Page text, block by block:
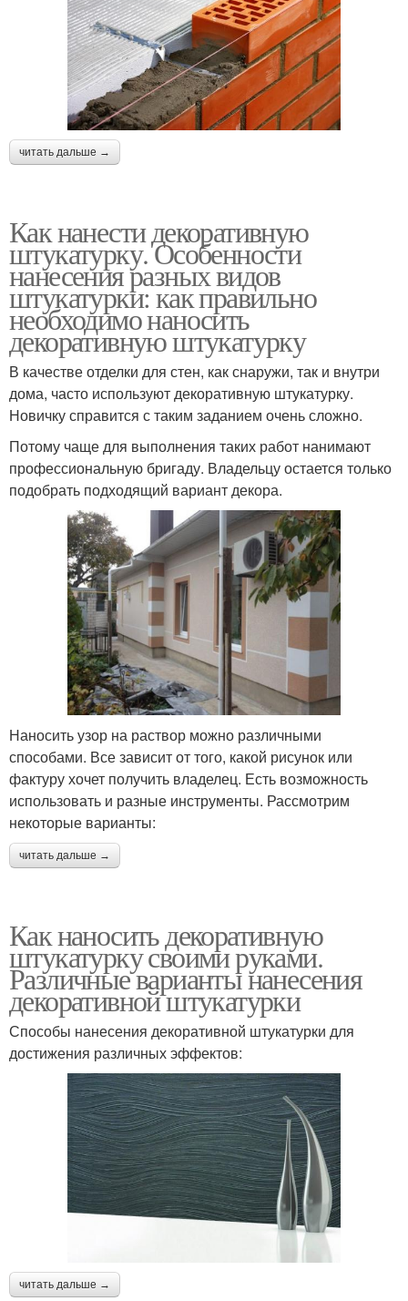
читать дальше →
Как нанести декоративную
штукатурку. Особенности
нанесения разных видов
штукатурки: как правильно
необходимо наносить
декоративную штукатурку
В качестве отделки для стен, как снаружи, так и внутри
дома, часто используют декоративную штукатурку.
Новичку справится с таким заданием очень сложно.
Потому чаще для выполнения таких работ нанимают
профессиональную бригаду. Владельцу остается только
подобрать подходящий вариант декора.
Наносить узор на раствор можно различными
способами. Все зависит от того, какой рисунок или
фактуру хочет получить владелец. Есть возможность
использовать и разные инструменты. Рассмотрим
некоторые варианты:
читать дальше →
Как наносить декоративную
штукатурку своими руками.
Различные варианты нанесения
декоративной штукатурки
Способы нанесения декоративной штукатурки для
достижения различных эффектов:
читать дальше →